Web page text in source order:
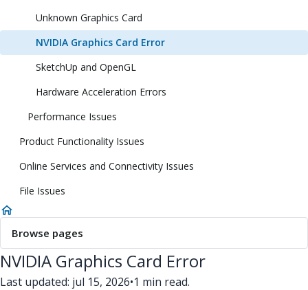
Unknown Graphics Card
NVIDIA Graphics Card Error
SketchUp and OpenGL
Hardware Acceleration Errors
Performance Issues
Product Functionality Issues
Online Services and Connectivity Issues
File Issues
Browse pages
NVIDIA Graphics Card Error
Last updated: jul 15, 2026•1 min read.